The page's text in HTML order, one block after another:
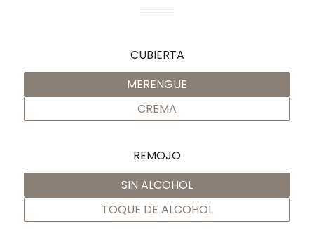
CUBIERTA
MERENGUE
CREMA
REMOJO
SIN ALCOHOL
TOQUE DE ALCOHOL